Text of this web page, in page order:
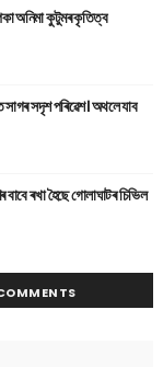
অনিমা কুটুমৰ কৃতিত্ব
সদৃশ পৰিৱেশ। অথলে যাব
ৰখা হৈছে গোলাঘাটৰ চিভিল